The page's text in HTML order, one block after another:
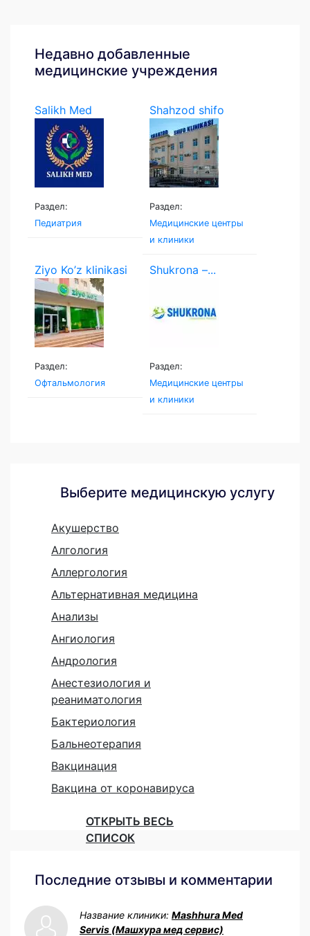
Недавно добавленные
медицинские учреждения
Salikh Med
Раздел:
Педиатрия
Shahzod shifo
klinikasi
Раздел:
Медицинские центры
и клиники
Ziyo Ko’z klinikasi
Раздел:
Офтальмология
Shukrona –...
Раздел:
Медицинские центры
и клиники
Выберите медицинскую услугу
Акушерство
Алгология
Аллергология
Альтернативная медицина
Анализы
Ангиология
Андрология
Анестезиология и
реаниматология
Бактериология
Бальнеотерапия
Вакцинация
Вакцина от коронавируса
ОТКРЫТЬ ВЕСЬ
СПИСОК
Последние отзывы и комментарии
Название клиники: Mashhura Med
Servis (Машхура мед сервис)